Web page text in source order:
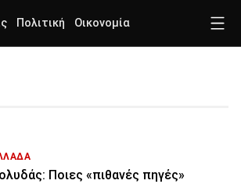
Πολιτική Οικονομία
Ποιες «πιθανές πηγές»